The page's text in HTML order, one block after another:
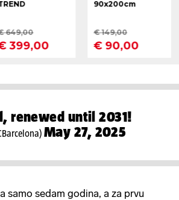
renewed until 2031!
May 27, 2025
samo sedam godina, a za prvu